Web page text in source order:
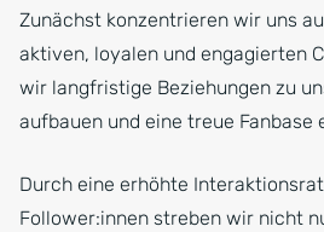
Zunächst konzentrieren wir uns
aktiven, loyalen und engagierten
wir langfristige Beziehungen zu
aufbauen und eine treue Fanbase
Durch eine erhöhte
Follower:innen streben wir nicht